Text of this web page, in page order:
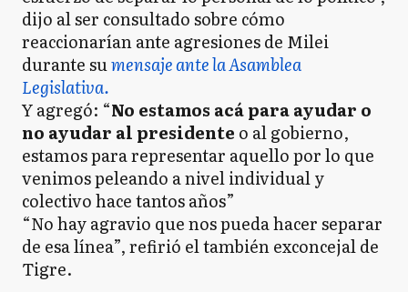
dijo al ser consultado sobre cómo
reaccionarían ante agresiones de Milei
durante sumensaje ante la Asamblea
Legislativa.
Y agregó: “No estamos acá para ayudar o
no ayudar al presidente o al gobierno,
estamos para representar aquello por lo que
venimos peleando a nivel individual y
colectivo hace tantos años”
“No hay agravio que nos pueda hacer separar
de esa línea”, refirió el también exconcejal de
Tigre.